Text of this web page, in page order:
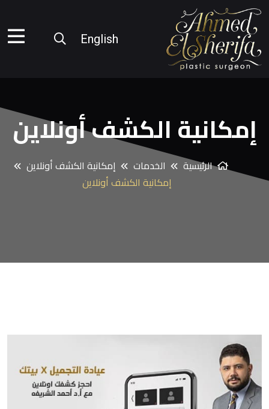
English
إمكانية الكشف أونلاين
الرئيسية الخدمات
إمكانية الكشف أونلاين
إمكانية الكشف أونلاين